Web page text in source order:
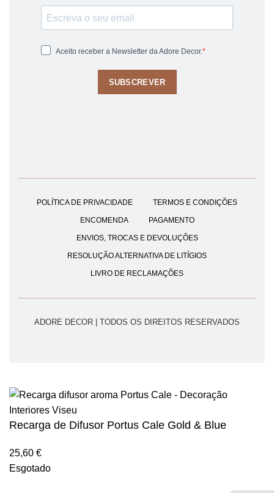
Aceito receber a Newsletter da Adore Decor.
SUBSCREVER
POLÍTICA DE PRIVACIDADE TERMOS E CONDIÇÕES
ENCOMENDA PAGAMENTO
ENVIOS, TROCAS E DEVOLUÇÕES
RESOLUÇÃO ALTERNATIVA DE LITÍGIOS
LIVRO DE RECLAMAÇÕES
ADORE DECOR | TODOS OS DIREITOS RESERVADOS
Recarga de Difusor Portus Cale Gold & Blue
25,60 €
Esgotado